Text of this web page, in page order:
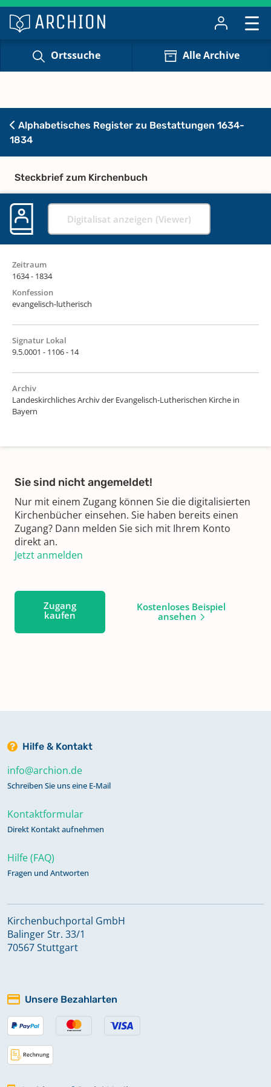
Ortssuche Alle Archive
Alphabetisches Register zu Bestattungen 1634-
1834
Steckbrief zum Kirchenbuch
Digitalisat anzeigen (Viewer)
Zeitraum
1634 - 1834
Konfession
evangelisch-lutherisch
Signatur Lokal
9.5.0001 - 1106 - 14
Archiv
Landeskirchliches Archiv der Evangelisch-Lutherischen Kirche in
Bayern
Sie sind nicht angemeldet!
Nur mit einem Zugang können Sie die digitalisierten
Kirchenbücher einsehen. Sie haben bereits einen
Zugang? Dann melden Sie sich mit Ihrem Konto
direkt an.
Jetzt anmelden
Zugang
kaufen
Kostenloses Beispiel
ansehen
Hilfe & Kontakt
info@archion.de
Schreiben Sie uns eine E-Mail
Kontaktformular
Direkt Kontakt aufnehmen
Hilfe (FAQ)
Fragen und Antworten
Kirchenbuchportal GmbH
Balinger Str. 33/1
70567 Stuttgart
Unsere Bezahlarten